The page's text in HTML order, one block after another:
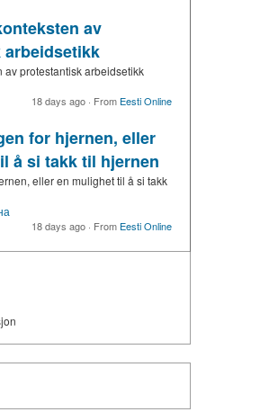
av
av protestantisk arbeidsetikk
18 days ago · From Eesti Online
for hjernen, eller
å si takk til hjernen
eller en mulighet til å si takk
18 days ago · From Eesti Online